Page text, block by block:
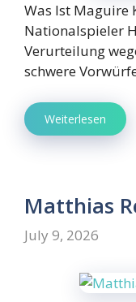
Was Ist Maguire
Nationalspieler
Verurteilung
schwere
Weiterlesen
Matthias
July 9, 2026